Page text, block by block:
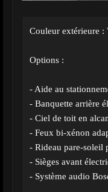
Couleur extérieure :
Options :
- Aide au
- Banquette arrière
- Ciel de toit en
- Feux bi-xénon
- Rideau pare-soleil
- Sièges avant
- Système audio